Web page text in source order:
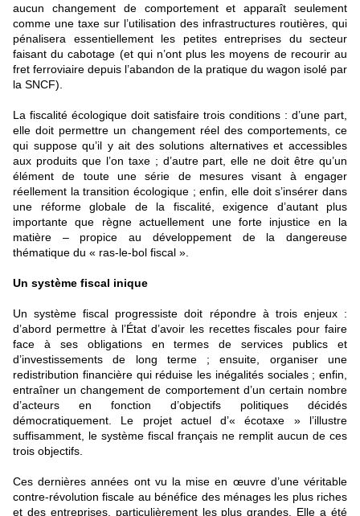
aucun changement de comportement et apparaît seulement
comme une taxe sur l’utilisation des infrastructures routières, qui
pénalisera essentiellement les petites entreprises du secteur
faisant du cabotage (et qui n’ont plus les moyens de recourir au
fret ferroviaire depuis l’abandon de la pratique du wagon isolé par
la SNCF).
La fiscalité écologique doit satisfaire trois conditions : d’une part,
elle doit permettre un changement réel des comportements, ce
qui suppose qu’il y ait des solutions alternatives et accessibles
aux produits que l’on taxe ; d’autre part, elle ne doit être qu’un
élément de toute une série de mesures visant à engager
réellement la transition écologique ; enfin, elle doit s’insérer dans
une réforme globale de la fiscalité, exigence d’autant plus
importante que règne actuellement une forte injustice en la
matière – propice au développement de la dangereuse
thématique du « ras-le-bol fiscal ».
Un système fiscal inique
Un système fiscal progressiste doit répondre à trois enjeux :
d’abord permettre à l’État d’avoir les recettes fiscales pour faire
face à ses obligations en termes de services publics et
d’investissements de long terme ; ensuite, organiser une
redistribution financière qui réduise les inégalités sociales ; enfin,
entraîner un changement de comportement d’un certain nombre
d’acteurs en fonction d’objectifs politiques décidés
démocratiquement. Le projet actuel d’« écotaxe » l’illustre
suffisamment, le système fiscal français ne remplit aucun de ces
trois objectifs.
Ces dernières années ont vu la mise en œuvre d’une véritable
contre-révolution fiscale au bénéfice des ménages les plus riches
et des entreprises, particulièrement les plus grandes. Elle a été